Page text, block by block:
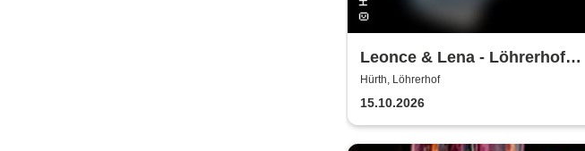
Leonce & Lena - Löhrerhof
Hürth
Hürth, Löhrerhof
15.10.2026